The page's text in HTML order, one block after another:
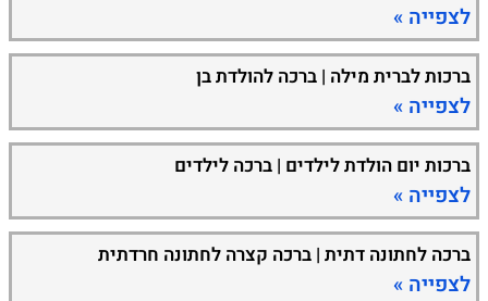
לצפייה »
ברכות לברית מילה | ברכה להולדת בן
לצפייה »
ברכות יום הולדת לילדים | ברכה לילדים
לצפייה »
ברכה לחתונה דתית | ברכה קצרה לחתונה חרדתית
לצפייה »